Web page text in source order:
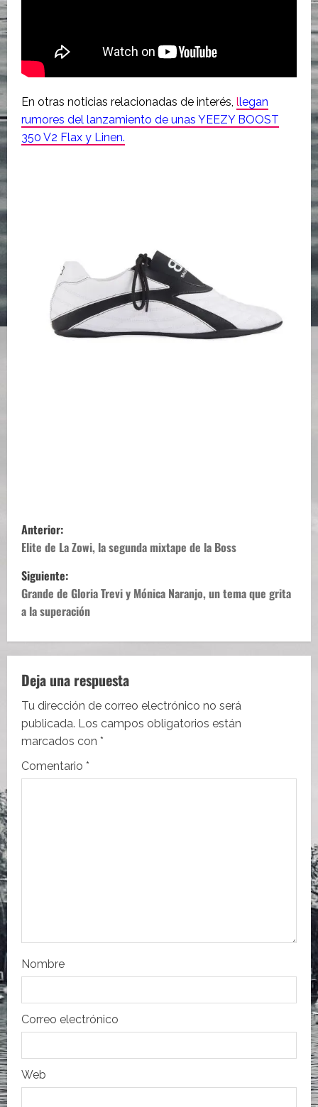
En otras noticias relacionadas de interés, llegan
rumores del lanzamiento de unas YEEZY BOOST
350 V2 Flax y Linen.
N
a
v
e
g
a
c
i
ó
t
r
a
d
a
s
Anterior:
Elite de La Zowi, la segunda mixtape de la Boss
Siguiente:
Grande de Gloria Trevi y Mónica Naranjo, un tema que grita
a la superación
Deja una respuesta
Tu dirección de correo electrónico no será
publicada. Los campos obligatorios están
marcados con *
Comentario *
Nombre
Correo electrónico
Web